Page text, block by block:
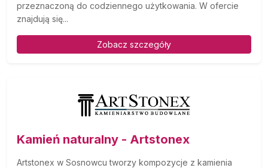
przeznaczoną do codziennego użytkowania. W ofercie
znajdują się...
Zobacz szczegóły
Kamień naturalny - Artstonex
Artstonex w Sosnowcu tworzy kompozycje z kamienia